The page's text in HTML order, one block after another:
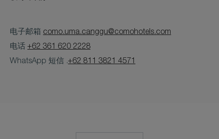
电子邮箱 como.uma.canggu@comohotels.com
电话 +62 361 620 2228
WhatsApp 短信 .+62 811 3821 4571